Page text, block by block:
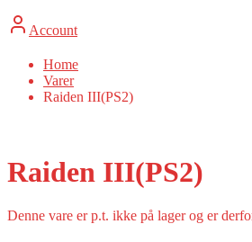
Account
Home
Varer
Raiden III(PS2)
Raiden III(PS2)
Denne vare er p.t. ikke på lager og er